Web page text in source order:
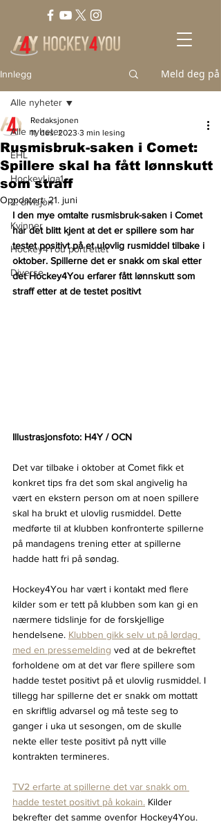
Innlegg Meld deg på
Alle nyheter
EHL
HockeyLiga1
2. divisjon
Kvinner
Hockey4You portrettet
Diverse
Alle nyheter
Rusmisbruk-saken i Comet:
Spillere skal ha fått lønnskutt
som straff
Redaksjonen
11. des. 2023 3 min lesing
Oppdatert:21. juni
I den mye omtalte rusmisbruk-saken i Comet
har det blitt kjent at det er spillere som har
testet positivt på et ulovlig rusmiddel tilbake i
oktober. Spillerne det er snakk om skal etter
det Hockey4You erfarer fått lønnskutt som
straff etter at de testet positivt
Illustrasjonsfoto: H4Y / OCN
Det var tilbake i oktober at Comet fikk et
konkret tips fra det som skal angivelig ha
vært en ekstern person om at noen spillere
skal ha brukt et ulovlig rusmiddel. Dette
medførte til at klubben konfronterte spillerne
på mandagens trening etter at spillerne
hadde hatt fri på søndag.
Hockey4You har vært i kontakt med flere
kilder som er tett på klubben som kan gi en
nærmere tidslinje for de forskjellige
hendelsene. Klubben gikk selv ut på lørdag
med en pressemelding ved at de bekreftet
forholdene om at det var flere spillere som
hadde testet positivt på et ulovlig rusmiddel. I
tillegg har spillerne det er snakk om mottatt
en skriftlig advarsel og må teste seg to
ganger i uka ut sesongen, om de skulle
nekte eller teste positivt på nytt ville
kontrakten termineres.
TV2 erfarte at spillerne det var snakk om
hadde testet positivt på kokain. Kilder
bekrefter det samme ovenfor Hockey4You.